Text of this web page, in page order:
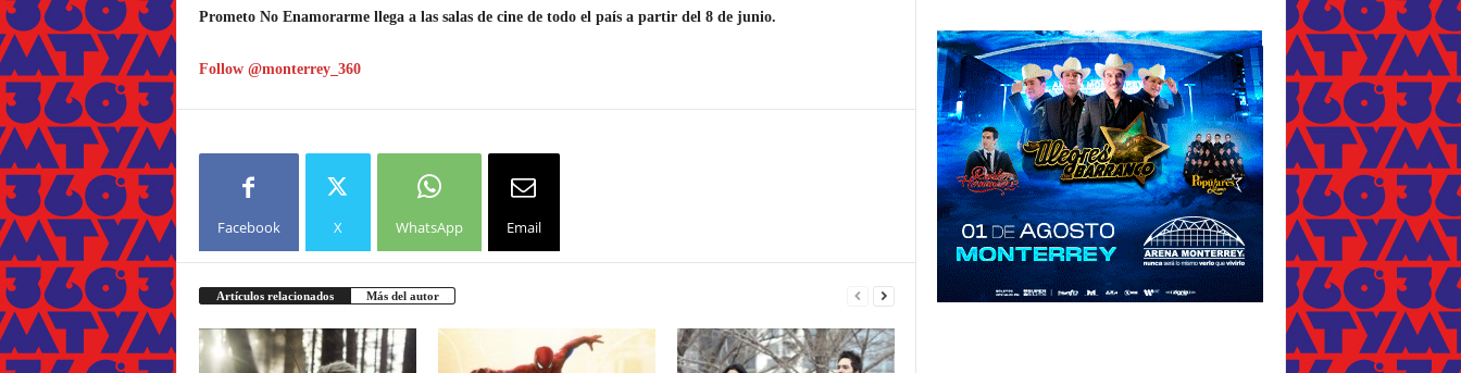
Prometo No Enamorarme llega a las salas de cine de todo el país a partir del 8 de junio.
Follow @monterrey_360
Facebook X WhatsApp Email
Artículos relacionados Más del autor